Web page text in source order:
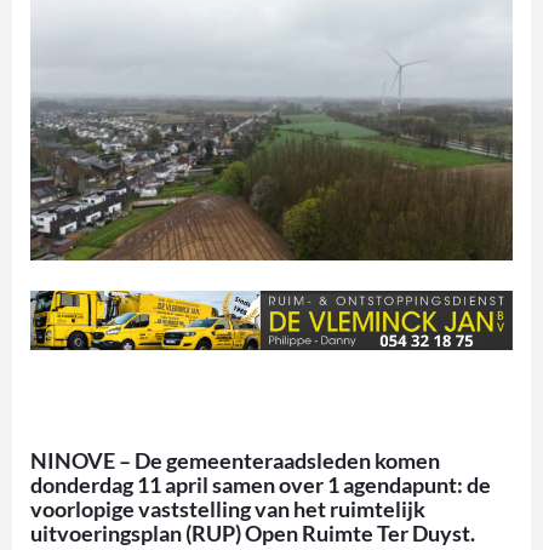
NINOVE – De gemeenteraadsleden komen
donderdag 11 april samen over 1 agendapunt: de
voorlopige vaststelling van het ruimtelijk
uitvoeringsplan (RUP) Open Ruimte Ter Duyst.